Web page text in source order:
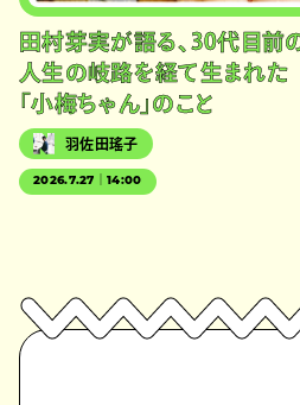
田村芽実が語る、30代目前
人生の岐路を経て生まれた
「小梅ちゃん」のこと
羽佐田瑤子
2026.7.27｜14:00